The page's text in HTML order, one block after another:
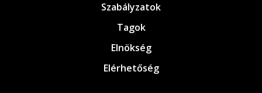
Szabályzatok
Tagok
Elnökség
Elérhetőség